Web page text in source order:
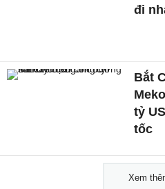
đi
Bắt
tỷ
tốc
Xem